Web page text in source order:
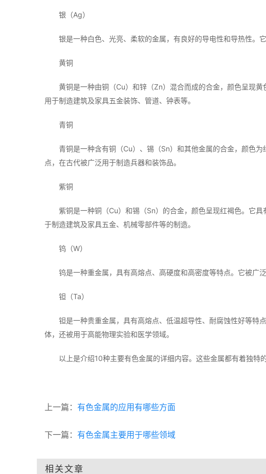
银（Ag）
银是一种白色、光亮、柔软的金属，有良好的导电性和导热性。
黄铜
黄铜是一种由铜（Cu）和锌（Zn）混合而成的合金，颜色呈现
用于制造建筑及家具五金装饰、管道、钟表等。
青铜
青铜是一种含有铜（Cu）、锡（Sn）和其他金属的合金，颜色
点，在古代被广泛用于制造兵器和装饰品。
紫铜
紫铜是一种铜（Cu）和锡（Sn）的合金，颜色呈现红褐色。它
于制造建筑及家具五金、机械零部件等的制造。
钨（W）
钨是一种重金属，具有高熔点、高硬度和高密度等特点。它被广
钽（Ta）
钽是一种贵重金属，具有高熔点、低温超导性、耐腐蚀性好等特
体，还被用于高能物理实验和医学领域。
以上是介绍10种主要有色金属的详细内容。这些金属都有着独特
上一篇： 有色金属的应用有哪些方面
下一篇： 有色金属主要用于哪些领域
相关文章